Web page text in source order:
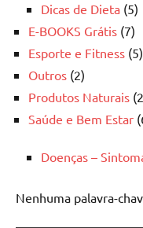
Dicas de Dieta (5)
E-BOOKS Grátis (7)
Esporte e Fitness (5)
Outros (2)
Produtos Naturais
Saúde e Bem Estar
Doenças –
Nenhuma palavra-